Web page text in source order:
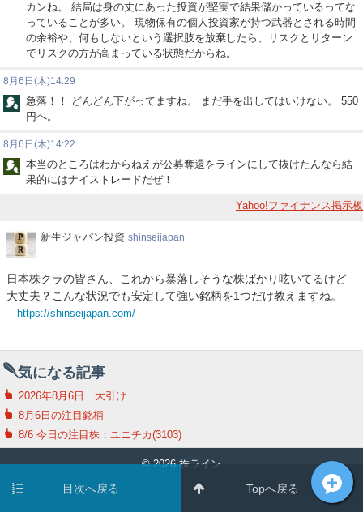
カンね。 結局は身の丈にあった投資が堅実で結果儲かっているってな
っていることが多い。 現物保有の個人投資家が持つ武器とされる時間
の余裕や、何もしないという選択肢を放棄したら、リスクとリターン
でリスクの方が高まっている状態だからね。
8月6日(木)14:29
急落！！ どんどん下がってますね。 まだ手を出してはいけない。 550
円へ。
8月6日(木)14:22
本当のところはわからねえが公募奪還をラインにして抜けたんなら結
果的にはナイストレードだぜ！
Yahoo!ファイナンス掲示板
新
ャ
パ
ン
新生ジャパン投資 shinseijapan
日本株クラの皆さん、これから暴落しそうな株ばかり呟いてるけど
大丈夫？こんな状況でも安定して強い銘柄を1つだけ教えますね。
https://shinseijapan.com/
気になる記事
2026年8月6日 大引け
8月6日の注目銘柄
8/6 今日の注目株：ユニチカ(3103)
Topへ戻る
目次へ戻る
© 2026 株ライン